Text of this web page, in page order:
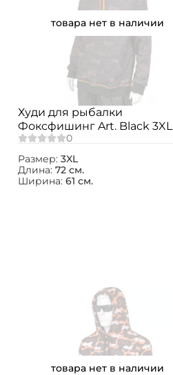
товара нет в наличии
Худи для рыбалки
Фоксфишинг Art. Black 3XL
Размер: 3XL
Длина: 72 см.
Ширина: 61 см.
товара нет в наличии
аккаунт